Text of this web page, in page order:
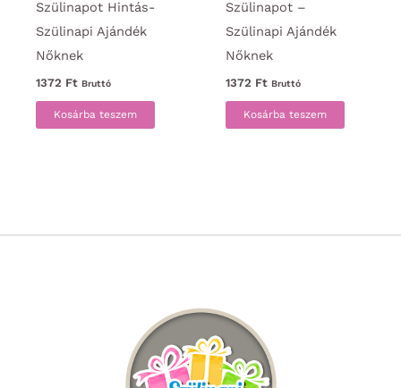
Szülinapot Hintás-
Szülinapi Ajándék
Nőknek
1372 Ft Bruttó
Kosárba teszem
Szülinapot –
Szülinapi Ajándék
Nőknek
1372 Ft Bruttó
Kosárba teszem